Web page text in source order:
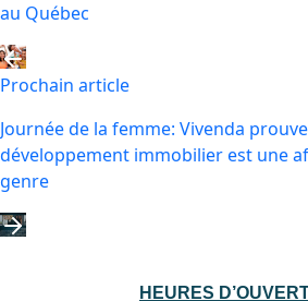
au Québec
Prochain article
Journée de la femme: Vivenda
développement immobilier est une
genre
HEURES